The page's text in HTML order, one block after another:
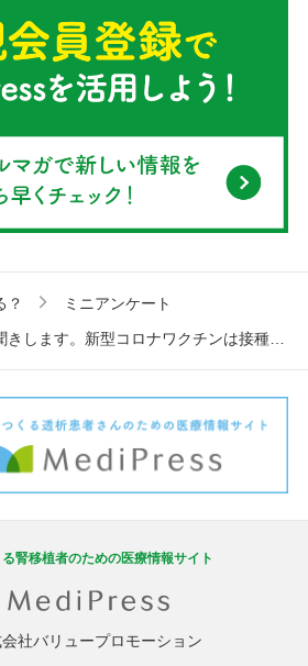
？
ミニアンケート
ます。新型コロナワクチンは接種しましたか？
腎移植者のための医療情報サイト
社バリュープロモーション